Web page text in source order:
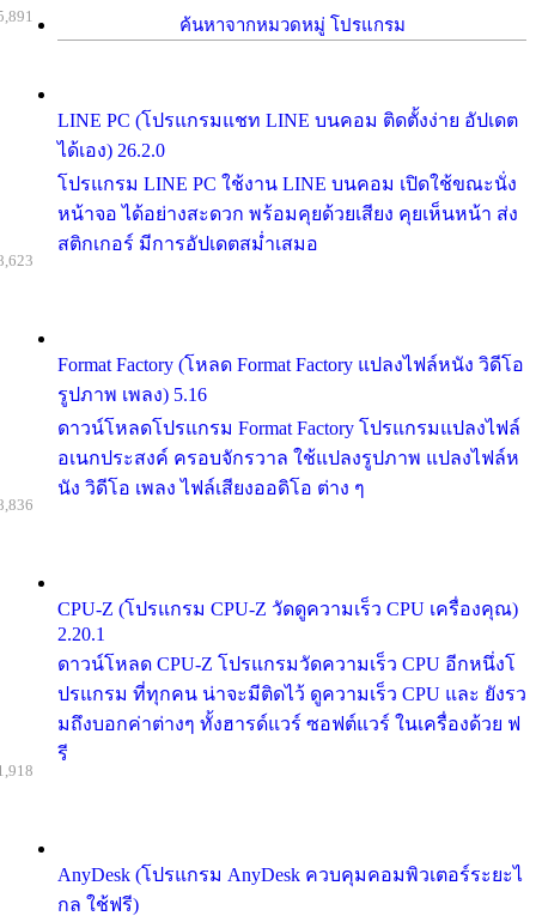
ค้นหาจากหมวดหมู่ โปรแกรม
LINE PC (โปรแกรมแชท LINE บนคอม ติดตั้งง่าย อัปเดต
ได้เอง) 26.2.0
โปรแกรม LINE PC ใช้งาน LINE บนคอม เปิดใช้ขณะนั่ง
หน้าจอ ได้อย่างสะดวก พร้อมคุยด้วยเสียง คุยเห็นหน้า ส่ง
สติกเกอร์ มีการอัปเดตสม่ำเสมอ
Format Factory (โหลด Format Factory แปลงไฟล์หนัง วิดีโอ
รูปภาพ เพลง) 5.16
ดาวน์โหลดโปรแกรม Format Factory โปรแกรมแปลงไฟล์
อเนกประสงค์ ครอบจักรวาล ใช้แปลงรูปภาพ แปลงไฟล์ห
นัง วิดีโอ เพลง ไฟล์เสียงออดิโอ ต่าง ๆ
CPU-Z (โปรแกรม CPU-Z วัดดูความเร็ว CPU เครื่องคุณ)
2.20.1
ดาวน์โหลด CPU-Z โปรแกรมวัดความเร็ว CPU อีกหนึ่งโ
ปรแกรม ที่ทุกคน น่าจะมีติดไว้ ดูความเร็ว CPU และ ยังรว
มถึงบอกค่าต่างๆ ทั้งฮารด์แวร์ ซอฟต์แวร์ ในเครื่องด้วย ฟ
รี
AnyDesk (โปรแกรม AnyDesk ควบคุมคอมพิวเตอร์ระยะไ
กล ใช้ฟรี)